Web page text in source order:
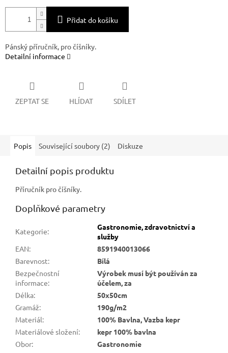
Přidat do košíku
Pánský příručník, pro číšníky.
Detailní informace
ZEPTAT SE HLÍDAT SDÍLET
Popis Související soubory (2) Diskuze
Detailní popis produktu
Příručník pro číšníky.
Doplňkové parametry
Kategorie:
Gastronomie, zdravotnictví a
služby
EAN:
8591940013066
Barevnost:
Bílá
Bezpečnostní
informace:
Výrobek musí být používán za
účelem, za
Délka:
50x50cm
Gramáž:
190g/m2
Materiál:
100% Bavlna, Vazba kepr
Materiálové složení:
kepr 100% bavlna
Obor:
Gastronomie